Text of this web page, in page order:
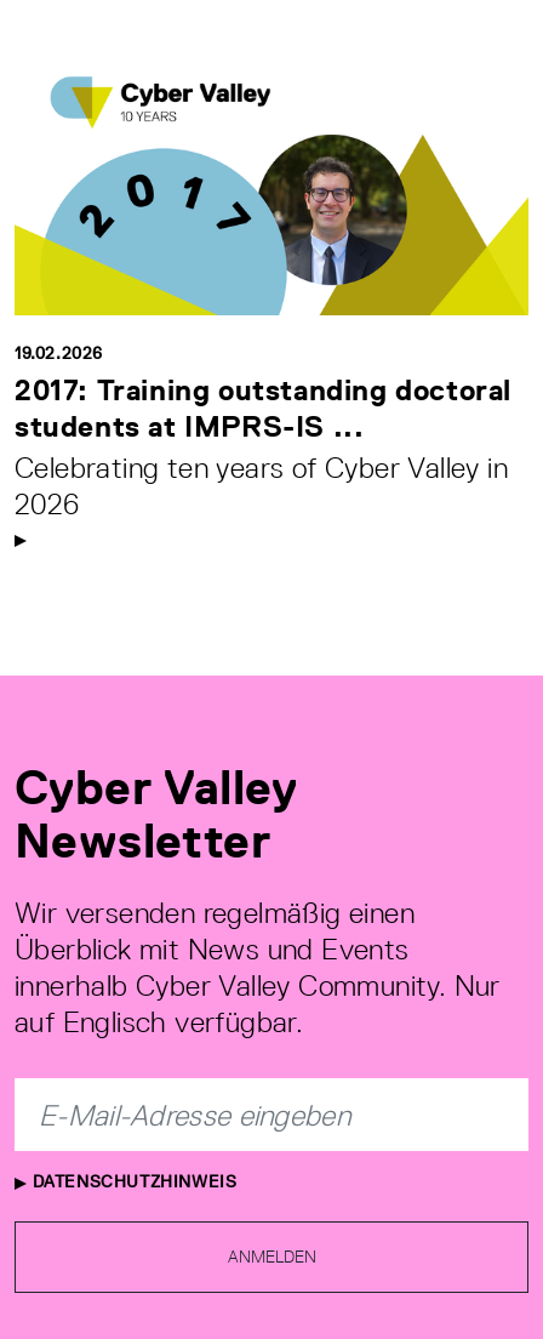
19.02.2026
2017: Training outstanding doctoral
students at IMPRS-IS ...
Celebrating ten years of Cyber Valley in
2026
Cyber Valley
Newsletter
Wir versenden regelmäßig einen
Überblick mit News und Events
innerhalb Cyber Valley Community. Nur
auf Englisch verfügbar.
DATENSCHUTZHINWEIS
ANMELDEN